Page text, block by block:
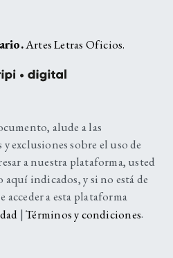
Artes Letras Oficios.
alude a las
exclusiones sobre el uso de
a nuestra plataforma, usted
aquí indicados, y si no está de
acceder a esta plataforma
|Términos y condiciones.